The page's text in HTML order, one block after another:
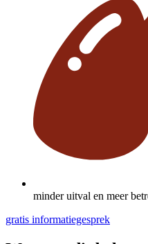
minder uitval en meer
gratis informatiegesprek